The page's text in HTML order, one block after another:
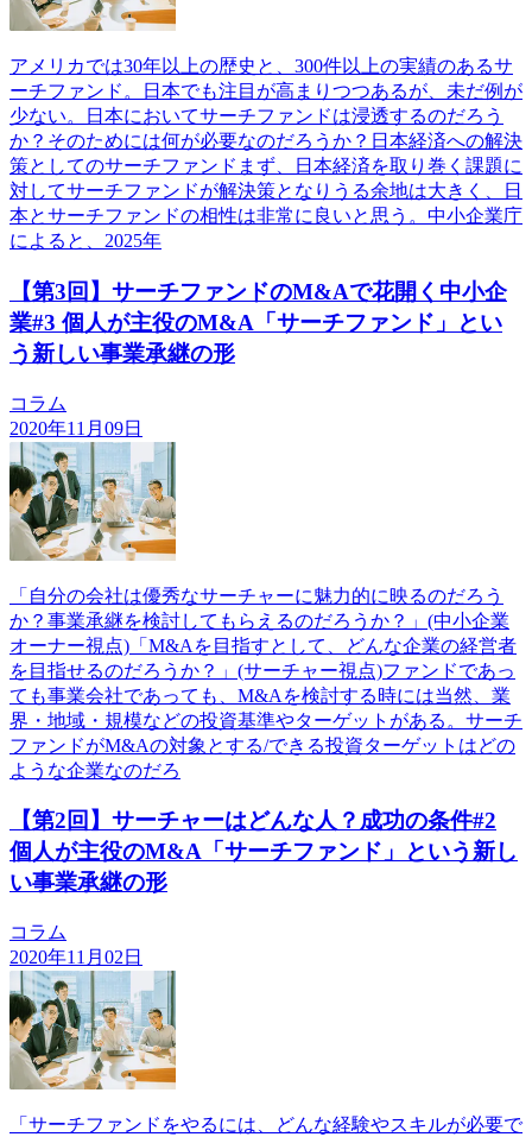
アメリカでは30年以上の歴史と、300件以上の実績のあるサ
ーチファンド。日本でも注目が高まりつつあるが、未だ例が
少ない。日本においてサーチファンドは浸透するのだろう
か？そのためには何が必要なのだろうか？日本経済への解決
策としてのサーチファンドまず、日本経済を取り巻く課題に
対してサーチファンドが解決策となりうる余地は大きく、日
本とサーチファンドの相性は非常に良いと思う。中小企業庁
によると、2025年
【第3回】サーチファンドのM&Aで花開く中小企
業#3 個人が主役のM&A「サーチファンド」とい
う新しい事業承継の形
コラム
2020年11月09日
「自分の会社は優秀なサーチャーに魅力的に映るのだろう
か？事業承継を検討してもらえるのだろうか？」(中小企業
オーナー視点)「M&Aを目指すとして、どんな企業の経営者
を目指せるのだろうか？」(サーチャー視点)ファンドであっ
ても事業会社であっても、M&Aを検討する時には当然、業
界・地域・規模などの投資基準やターゲットがある。サーチ
ファンドがM&Aの対象とする/できる投資ターゲットはどの
ような企業なのだろ
【第2回】サーチャーはどんな人？成功の条件#2
個人が主役のM&A「サーチファンド」という新し
い事業承継の形
コラム
2020年11月02日
「サーチファンドをやるには、どんな経験やスキルが必要で